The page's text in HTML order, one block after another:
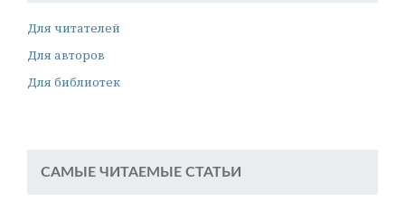
Для читателей
Для авторов
Для библиотек
САМЫЕ ЧИТАЕМЫЕ СТАТЬИ